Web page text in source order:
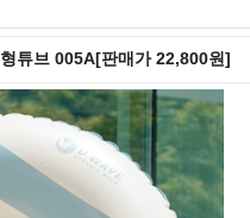
튜브 005A[판매가 22,800원]